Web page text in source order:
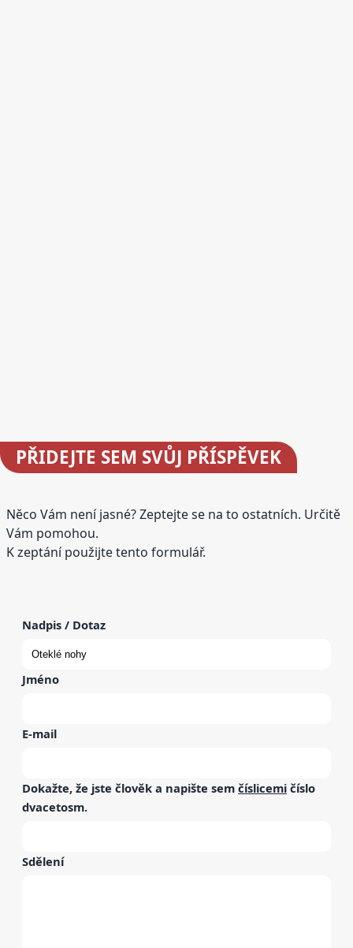
PŘIDEJTE SEM SVŮJ PŘÍSPĚVEK
Něco Vám není jasné? Zeptejte se na to ostatních. Určitě
Vám pomohou.
K zeptání použijte tento formulář.
Nadpis / Dotaz
Jméno
E-mail
Dokažte, že jste člověk a napište sem číslicemi číslo
dvacetosm.
Sdělení